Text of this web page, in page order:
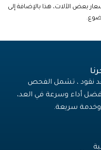
بعض الآلات، هذا بالإضافة إلى
نقود ، تشمل الفحص
أداء وسرعة في العد،
سريعة.